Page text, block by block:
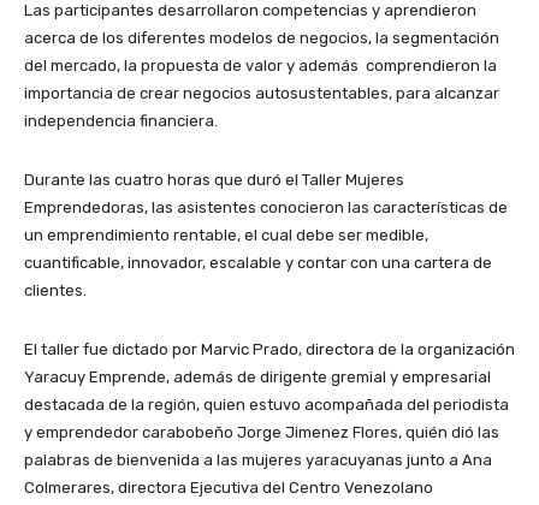
Las participantes desarrollaron competencias y aprendieron
acerca de los diferentes modelos de negocios, la segmentación
del mercado, la propuesta de valor y además comprendieron la
importancia de crear negocios autosustentables, para alcanzar
independencia financiera.
Durante las cuatro horas que duró el Taller Mujeres
Emprendedoras, las asistentes conocieron las características de
un emprendimiento rentable, el cual debe ser medible,
cuantificable, innovador, escalable y contar con una cartera de
clientes.
El taller fue dictado por Marvic Prado, directora de la organización
Yaracuy Emprende, además de dirigente gremial y empresarial
destacada de la región, quien estuvo acompañada del periodista
y emprendedor carabobeño Jorge Jimenez Flores, quién dió las
palabras de bienvenida a las mujeres yaracuyanas junto a Ana
Colmerares, directora Ejecutiva del Centro Venezolano